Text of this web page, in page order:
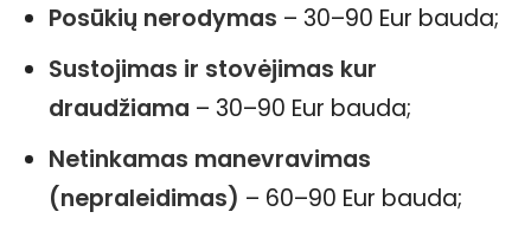
Posūkių nerodymas – 30–90 Eur bauda;
Sustojimas ir stovėjimas kur
draudžiama – 30–90 Eur bauda;
Netinkamas manevravimas
(nepraleidimas) – 60–90 Eur bauda;